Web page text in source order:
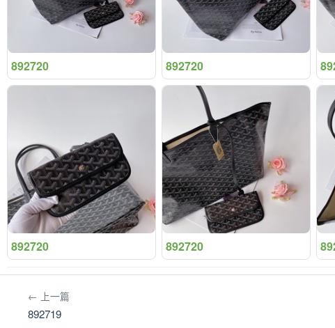
892720 892720
892720 892720
← 上一篇
892719